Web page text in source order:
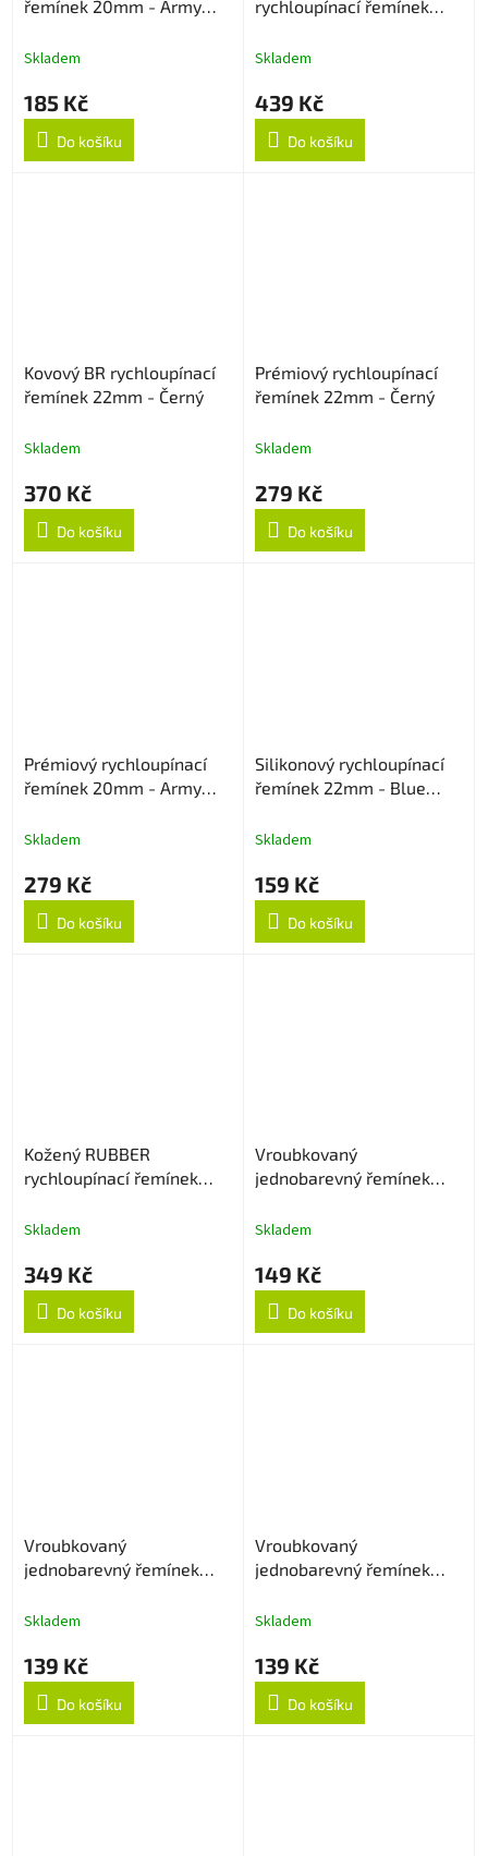
řemínek 20mm - Army
Skladem
185 Kč
Do košíku
rychloupínací řemínek
Skladem
439 Kč
Do košíku
Kovový BR rychloupínací
řemínek 22mm - Černý
Skladem
370 Kč
Do košíku
Prémiový rychloupínací
řemínek 22mm - Černý
Skladem
279 Kč
Do košíku
Prémiový rychloupínací
řemínek 20mm - Army
Skladem
279 Kč
Do košíku
Silikonový rychloupínací
řemínek 22mm - Blue
Skladem
159 Kč
Do košíku
Kožený RUBBER
rychloupínací řemínek
Skladem
349 Kč
Do košíku
Vroubkovaný
jednobarevný řemínek
Skladem
149 Kč
Do košíku
Vroubkovaný
jednobarevný řemínek
Skladem
139 Kč
Do košíku
Vroubkovaný
jednobarevný řemínek
Skladem
139 Kč
Do košíku